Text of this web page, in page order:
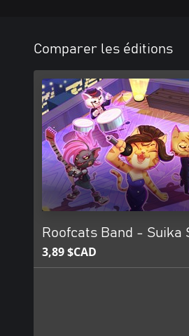
Comparer les éditions
Roofcats Band - Suika
3,89 $CAD